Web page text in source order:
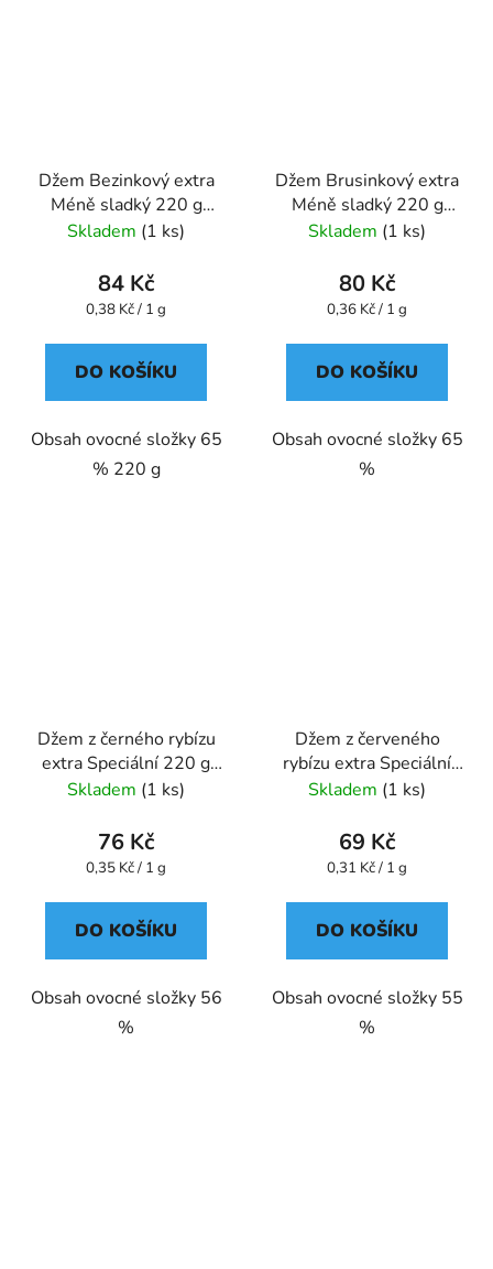
Džem Bezinkový extra
Méně sladký 220 g
GREŠÍK
Skladem (1 ks)
84 Kč
Měrná
0,38 Kč / 1 g
DO KOŠÍKU
Obsah ovocné složky 65
% 220 g
Džem Brusinkový extra
Méně sladký 220 g
GREŠÍK
Skladem (1 ks)
80 Kč
Měrná
0,36 Kč / 1 g
DO KOŠÍKU
Obsah ovocné složky 65
%
Džem z černého rybízu
extra Speciální 220 g
GREŠÍK
Skladem (1 ks)
76 Kč
Měrná
0,35 Kč / 1 g
DO KOŠÍKU
Obsah ovocné složky 56
%
Džem z červeného
rybízu extra Speciální
220 g GREŠÍK
Skladem (1 ks)
69 Kč
Měrná
0,31 Kč / 1 g
DO KOŠÍKU
Obsah ovocné složky 55
%